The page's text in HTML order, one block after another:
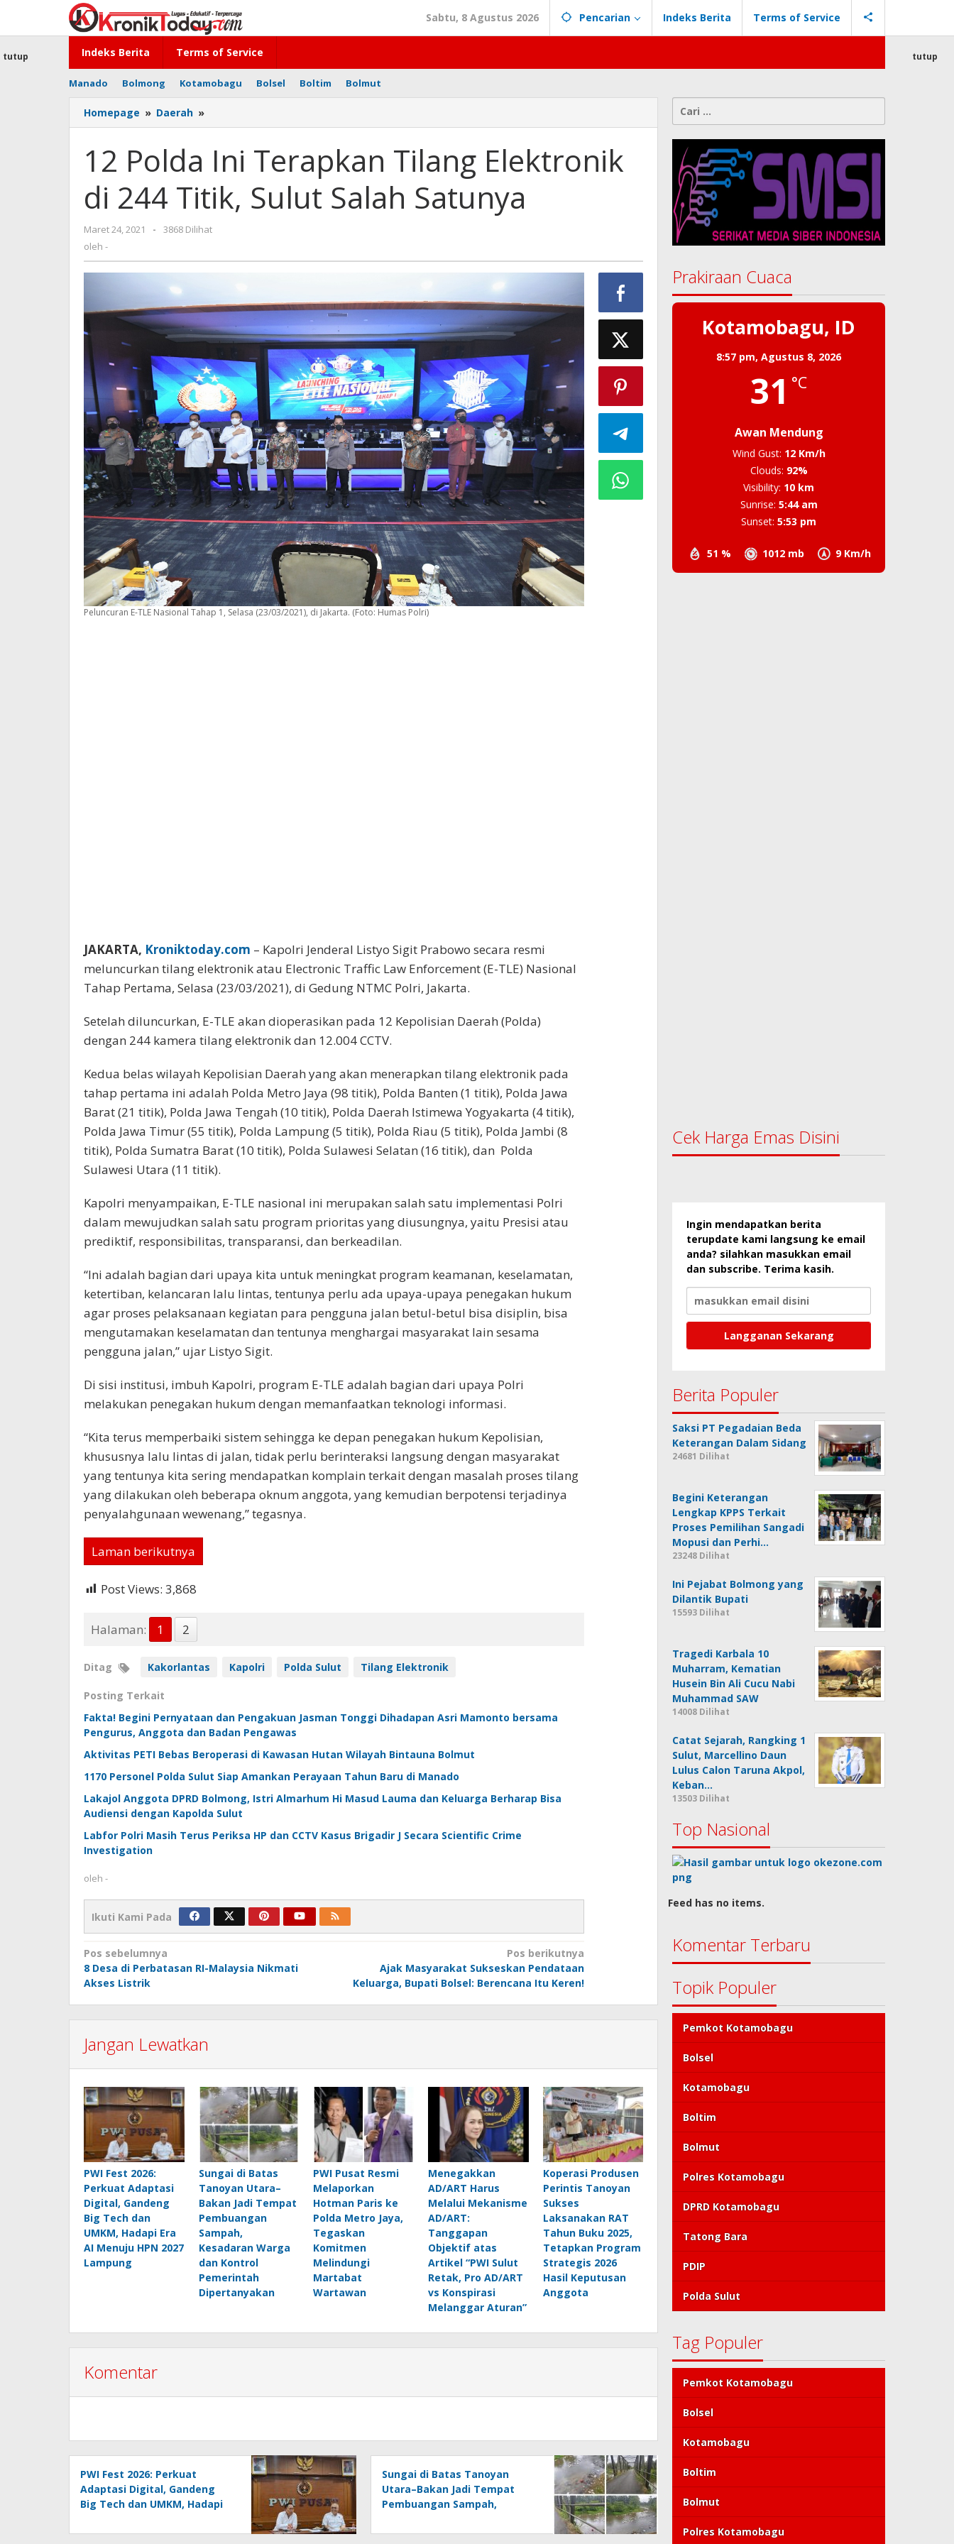
konten
Sabtu, 8 Agustus 2026 Pencarian Indeks Berita Terms of Service
Indeks Berita Terms of Service
Manado Bolmong Kotamobagu Bolsel Boltim Bolmut
tutup tutup
Homepage » Daerah »
Polda
Terapkan
Tilang
Elektronik
Titik,
Salah
12 Polda Ini Terapkan Tilang Elektronik
di 244 Titik, Sulut Salah Satunya
Maret 24, 2021
oleh
-
3868 Dilihat
oleh -
Peluncuran E-TLE Nasional Tahap 1, Selasa (23/03/2021), di Jakarta. (Foto: Humas Polri)
JAKARTA, Kroniktoday.com – Kapolri Jenderal Listyo Sigit Prabowo secara resmi
meluncurkan tilang elektronik atau Electronic Traffic Law Enforcement (E-TLE) Nasional
Tahap Pertama, Selasa (23/03/2021), di Gedung NTMC Polri, Jakarta.
Setelah diluncurkan, E-TLE akan dioperasikan pada 12 Kepolisian Daerah (Polda)
dengan 244 kamera tilang elektronik dan 12.004 CCTV.
Kedua belas wilayah Kepolisian Daerah yang akan menerapkan tilang elektronik pada
tahap pertama ini adalah Polda Metro Jaya (98 titik), Polda Banten (1 titik), Polda Jawa
Barat (21 titik), Polda Jawa Tengah (10 titik), Polda Daerah Istimewa Yogyakarta (4 titik),
Polda Jawa Timur (55 titik), Polda Lampung (5 titik), Polda Riau (5 titik), Polda Jambi (8
titik), Polda Sumatra Barat (10 titik), Polda Sulawesi Selatan (16 titik), dan Polda
Sulawesi Utara (11 titik).
Kapolri menyampaikan, E-TLE nasional ini merupakan salah satu implementasi Polri
dalam mewujudkan salah satu program prioritas yang diusungnya, yaitu Presisi atau
prediktif, responsibilitas, transparansi, dan berkeadilan.
“Ini adalah bagian dari upaya kita untuk meningkat program keamanan, keselamatan,
ketertiban, kelancaran lalu lintas, tentunya perlu ada upaya-upaya penegakan hukum
agar proses pelaksanaan kegiatan para pengguna jalan betul-betul bisa disiplin, bisa
mengutamakan keselamatan dan tentunya menghargai masyarakat lain sesama
pengguna jalan,” ujar Listyo Sigit.
Di sisi institusi, imbuh Kapolri, program E-TLE adalah bagian dari upaya Polri
melakukan penegakan hukum dengan memanfaatkan teknologi informasi.
“Kita terus memperbaiki sistem sehingga ke depan penegakan hukum Kepolisian,
khususnya lalu lintas di jalan, tidak perlu berinteraksi langsung dengan masyarakat
yang tentunya kita sering mendapatkan komplain terkait dengan masalah proses tilang
yang dilakukan oleh beberapa oknum anggota, yang kemudian berpotensi terjadinya
penyalahgunaan wewenang,” tegasnya.
Laman berikutnya
Post Views: 3,868
Halaman: 1 2
Ditag Kakorlantas Kapolri Polda Sulut Tilang Elektronik
Posting Terkait
Fakta! Begini Pernyataan dan Pengakuan Jasman Tonggi Dihadapan Asri Mamonto bersama
Pengurus, Anggota dan Badan Pengawas
Aktivitas PETI Bebas Beroperasi di Kawasan Hutan Wilayah Bintauna Bolmut
1170 Personel Polda Sulut Siap Amankan Perayaan Tahun Baru di Manado
Lakajol Anggota DPRD Bolmong, Istri Almarhum Hi Masud Lauma dan Keluarga Berharap Bisa
Audiensi dengan Kapolda Sulut
Labfor Polri Masih Terus Periksa HP dan CCTV Kasus Brigadir J Secara Scientific Crime
Investigation
oleh -
Ikuti Kami Pada
Navigasi
pos
Pos sebelumnya
8 Desa di Perbatasan RI-Malaysia Nikmati
Akses Listrik
Pos berikutnya
Ajak Masyarakat Sukseskan Pendataan
Keluarga, Bupati Bolsel: Berencana Itu Keren!
Jangan Lewatkan
PWI Fest 2026:
Perkuat Adaptasi
Digital, Gandeng
Big Tech dan
UMKM, Hadapi Era
AI Menuju HPN 2027
Lampung
Sungai di Batas
Tanoyan Utara–
Bakan Jadi Tempat
Pembuangan
Sampah,
Kesadaran Warga
dan Kontrol
Pemerintah
Dipertanyakan
PWI Pusat Resmi
Melaporkan
Hotman Paris ke
Polda Metro Jaya,
Tegaskan
Komitmen
Melindungi
Martabat
Wartawan
Menegakkan
AD/ART Harus
Melalui Mekanisme
AD/ART:
Tanggapan
Objektif atas
Artikel “PWI Sulut
Retak, Pro AD/ART
vs Konspirasi
Melanggar Aturan”
Koperasi Produsen
Perintis Tanoyan
Sukses
Laksanakan RAT
Tahun Buku 2025,
Tetapkan Program
Strategis 2026
Hasil Keputusan
Anggota
Komentar
PWI Fest 2026: Perkuat
Adaptasi Digital, Gandeng
Big Tech dan UMKM, Hadapi
Lampung
Sungai di Batas Tanoyan
Utara–Bakan Jadi Tempat
Pembuangan Sampah,
Kontrol Pemerintah
Cari
untuk:
Prakiraan Cuaca
Kotamobagu, ID
8:57 pm,Agustus 8, 2026
31 °C
Awan Mendung
51 % 1012 mb 9 Km/h
Wind Gust: 12 Km/h
Clouds: 92%
Visibility: 10 km
Sunrise: 5:44 am
Sunset: 5:53 pm
Cek Harga Emas Disini
Ingin mendapatkan berita
terupdate kami langsung ke email
anda? silahkan masukkan email
dan subscribe. Terima kasih.
Berita Populer
Saksi PT Pegadaian Beda
Keterangan Dalam Sidang
24681 Dilihat
Begini Keterangan
Lengkap KPPS Terkait
Proses Pemilihan Sangadi
Mopusi dan Perhi…
23248 Dilihat
Ini Pejabat Bolmong yang
Dilantik Bupati
15593 Dilihat
Tragedi Karbala 10
Muharram, Kematian
Husein Bin Ali Cucu Nabi
Muhammad SAW
14008 Dilihat
Catat Sejarah, Rangking 1
Sulut, Marcellino Daun
Lulus Calon Taruna Akpol,
Keban…
13503 Dilihat
Top Nasional
Feed has no items.
Komentar Terbaru
Topik Populer
Pemkot Kotamobagu
Bolsel
Kotamobagu
Boltim
Bolmut
Polres Kotamobagu
DPRD Kotamobagu
Tatong Bara
PDIP
Polda Sulut
Tag Populer
Pemkot Kotamobagu
Bolsel
Kotamobagu
Boltim
Bolmut
Polres Kotamobagu